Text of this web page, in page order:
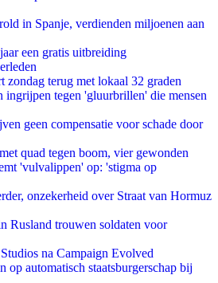
in Spanje, verdienden miljoenen aan
een gratis uitbreiding
zondag terug met lokaal 32 graden
tegen 'gluurbrillen' die mensen
geen compensatie voor schade door
quad tegen boom, vier gewonden
'vulvalippen' op: 'stigma op
onzekerheid over Straat van Hormuz
Rusland trouwen soldaten voor
na Campaign Evolved
op automatisch staatsburgerschap bij